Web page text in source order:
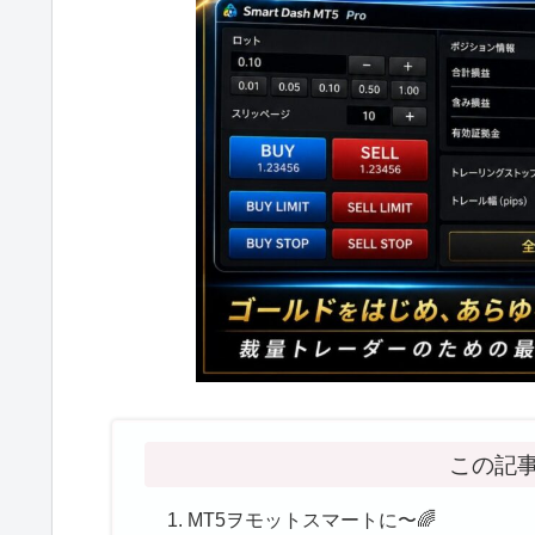
この記
MT5ヲモットスマートに〜🌈